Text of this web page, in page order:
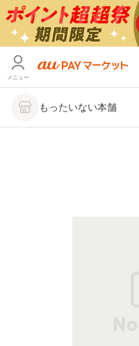
メニュー
もったいない本舗